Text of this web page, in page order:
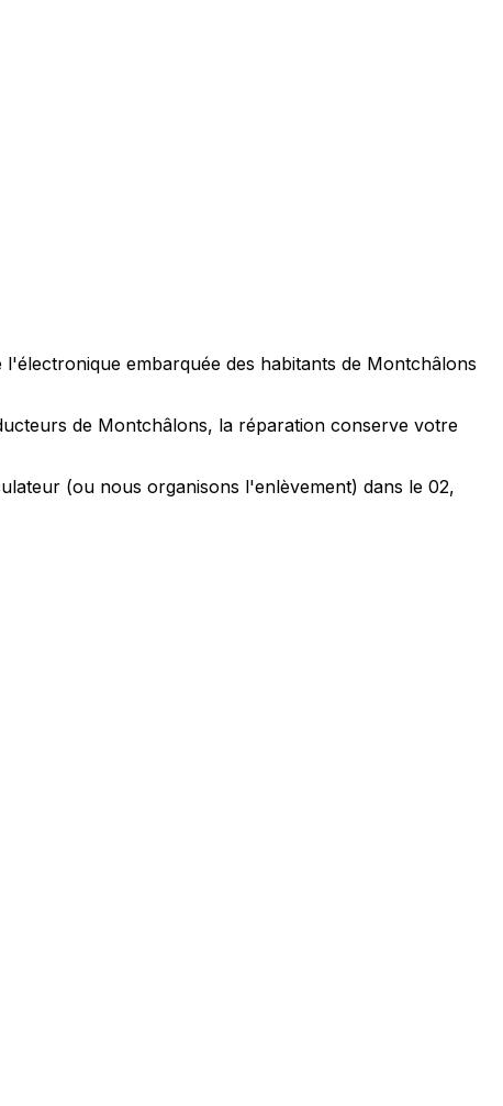
embarquée des habitants de Montchâlons
de Montchâlons, la réparation conserve votre
(ou nous organisons l'enlèvement) dans le 02,